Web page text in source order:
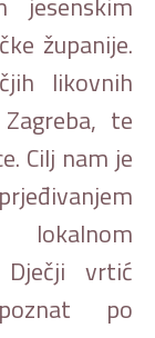
županije.
likovnih
te
Cilj nam je
vrtić
po